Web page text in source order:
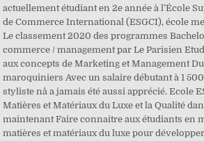
actuellement étudiant en 2e année à l’École
de Commerce International (ESGCI), école
Le classement 2020 des programmes
commerce / management par Le Parisien
aux concepts de Marketing et Management
maroquiniers Avec un salaire débutant à 1
styliste nâ a jamais été aussi apprécié. Ecole
Matières et Matériaux du Luxe et la Qualité
maintenant Faire connaitre aux étudiants en
matières et matériaux du luxe pour